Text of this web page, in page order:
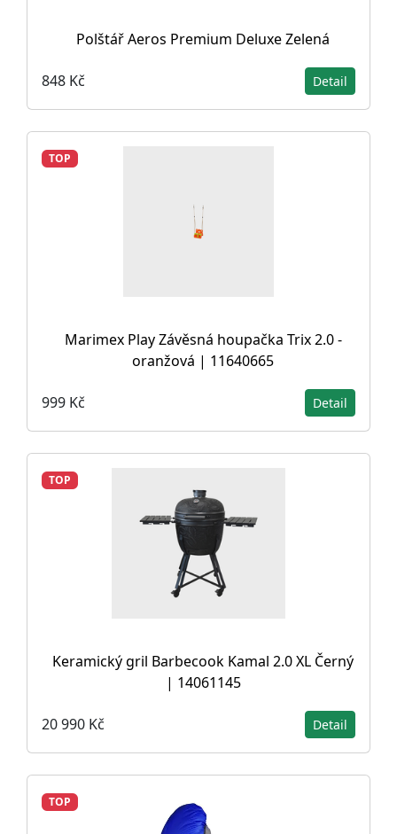
Polštář Aeros Premium Deluxe Zelená
848 Kč Detail
TOP
Marimex Play Závěsná houpačka Trix 2.0 -
oranžová | 11640665
999 Kč Detail
TOP
Keramický gril Barbecook Kamal 2.0 XL Černý
| 14061145
20 990 Kč Detail
TOP